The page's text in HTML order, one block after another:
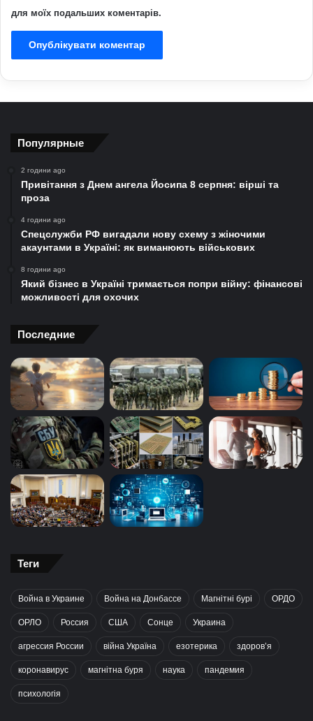
для моїх подальших коментарів.
Популярные
2 години ago
Привітання з Днем ангела Йосипа 8 серпня: вірші та
проза
4 години ago
Спецслужби РФ вигадали нову схему з жіночими
акаунтами в Україні: як виманюють військових
8 години ago
Який бізнес в Україні тримається попри війну: фінансові
можливості для охочих
Последние
Теги
Война в Украине Война на Донбассе Магнітні бурі ОРДО
ОРЛО Россия США Сонце Украина
агрессия России війна Україна езотерика здоров’я
коронавирус магнітна буря наука пандемия
психологія